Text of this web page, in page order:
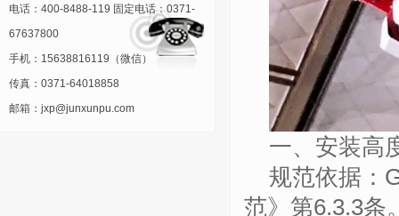
电话：400-8488-119 固定电话：0371-
67637800
手机：15638816119（微信）
传真：0371-64018858
邮箱：jxp@junxunpu.com
一、安装高
规范依据：
范》第6.3.3条